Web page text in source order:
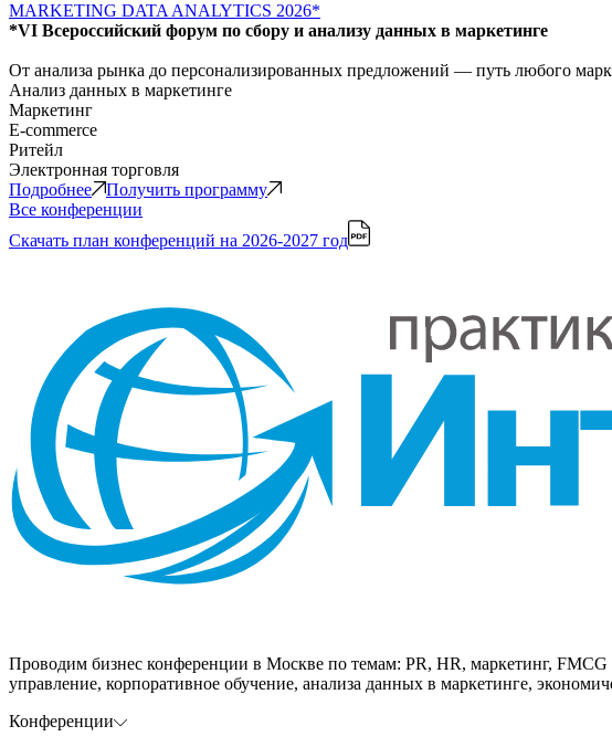
MARKETING DATA ANALYTICS 2026*
*VI Всероссийский форум по сбору и анализу данных в маркетинге
От анализа рынка до персонализированных предложений — путь любого
Анализ данных в маркетинге
Маркетинг
E-commerce
Ритейл
Электронная торговля
Подробнее
Получить программу
Все конференции
Скачать план конференций на 2026-2027 год
Проводим бизнес конференции в Москве по темам: PR, HR, маркетинг,
управление, корпоративное обучение, анализа данных в маркетинге,
Конференции